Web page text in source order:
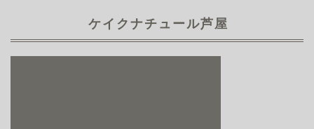
ケイクナチュール芦屋